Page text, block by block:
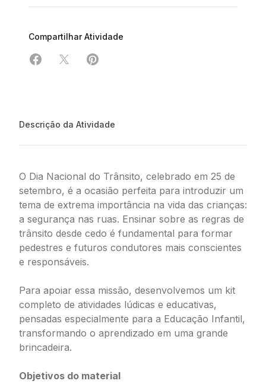
Compartilhar Atividade
Compartilhar em Facebook
Compartilhar em X
Compartilhar em Pinterest
Descrição da Atividade
O Dia Nacional do Trânsito, celebrado em 25 de
setembro, é a ocasião perfeita para introduzir um
tema de extrema importância na vida das crianças:
a segurança nas ruas. Ensinar sobre as regras de
trânsito desde cedo é fundamental para formar
pedestres e futuros condutores mais conscientes
e responsáveis.
Para apoiar essa missão, desenvolvemos um kit
completo de atividades lúdicas e educativas,
pensadas especialmente para a Educação Infantil,
transformando o aprendizado em uma grande
brincadeira.
Objetivos do material